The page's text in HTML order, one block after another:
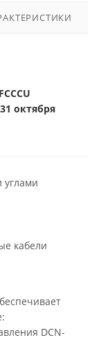
октября
углами
кабели
DCN-